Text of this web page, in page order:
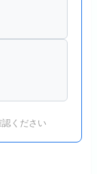
ください